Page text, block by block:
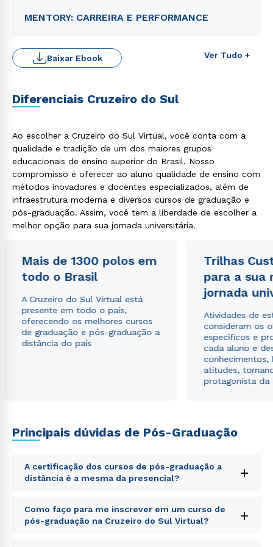
MENTORY: CARREIRA E PERFORMANCE
Ver Tudo +
Baixar Ebook
Diferenciais Cruzeiro do Sul
Ao escolher a Cruzeiro do Sul Virtual, você conta com a
qualidade e tradição de um dos maiores grupos
educacionais de ensino superior do Brasil. Nosso
compromisso é oferecer ao aluno qualidade de ensino com
métodos inovadores e docentes especializados, além de
infraestrutura moderna e diversos cursos de graduação e
pós-graduação. Assim, você tem a liberdade de escolher a
melhor opção para sua jornada universitária.
Mais de 1300 polos em
todo o Brasil
A Cruzeiro do Sul Virtual está
presente em todo o país,
oferecendo os melhores cursos
de graduação e pós-graduação a
distância do país
Trilhas
para a sua
jornada
Atividades de
consideram os
específicos e
cada aluno e
conhecimentos,
atitudes,
protagonista da
Principais dúvidas de Pós-Graduação
A certificação dos cursos de pós-graduação a
distância é a mesma da presencial?
+
Sed ut perspiciatis unde omnis iste natus error sit
voluptatem accusantium doloremque laudantium,
totam rem aperiam, eaque ipsa quae ab illo inventore
Como faço para me inscrever em um curso de
pós-graduação na Cruzeiro do Sul Virtual?
+
Rápido e fácil
WhatsApp
ou
Estou de acordo com a Política de Privacidade.e
autorizo que meus dados sejam utilizados para o
envio de conteúdos da Cruzeiro do Sul.